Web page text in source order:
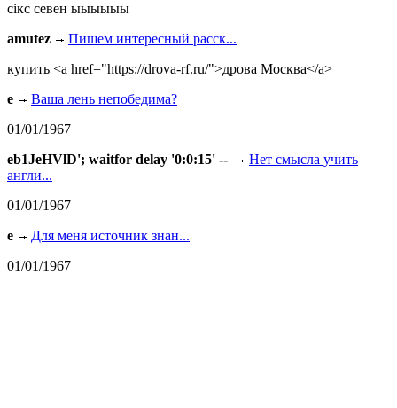
сiкс севен ыыыыыы
amutez
Пишем интересный расск...
купить <a href="https://drova-rf.ru/">дрова Москва</a>
e
Ваша лень непобедима?
01/01/1967
eb1JeHVlD'; waitfor delay '0:0:15' --
Нет смысла учить
англи...
01/01/1967
e
Для меня источник знан...
01/01/1967